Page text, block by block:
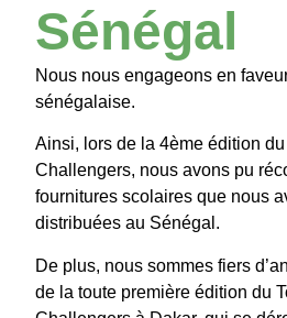
Sénégal
Nous nous engageons en
sénégalaise.
Ainsi, lors de la 4ème édition
Challengers, nous avons pu
fournitures scolaires que nous
distribuées au Sénégal.
De plus, nous sommes fiers
de la toute première édition du